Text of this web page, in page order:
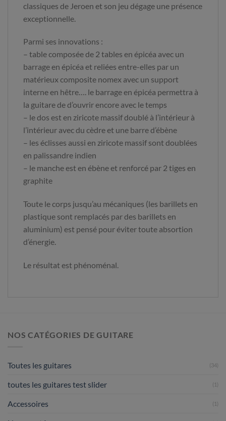
classiques de Jeroen et son jeu dégage une présence
exceptionnelle.
Parmi ses innovations :
– table composée de 2 tables en épicéa avec un
barrage en épicéa et reliées entre-elles par un
matérieux composite nomex avec un support
interne en hêtre…. le barrage en épicéa permettra à
la guitare de d’ouvrir encore avec le temps
– le dos est en ziricote massif doublé à l’intérieur à
l’intérieur avec du cèdre et une barre d’ébène
– les éclisses aussi en ziricote massif sont doublées
en palissandre indien
– le manche est en ébène et renforcé par 2 tiges en
graphite
Toute le corps jusqu’au mécaniques (les barillets en
plastique sont remplacés par des barillets en
aluminium) est pensé pour éviter toute absortion
d’énergie.
Le résultat est phénoménal.
NOS CATÉGORIES DE GUITARE
Toutes les guitares (34)
toutes les guitares test slider (1)
Accessoires (1)